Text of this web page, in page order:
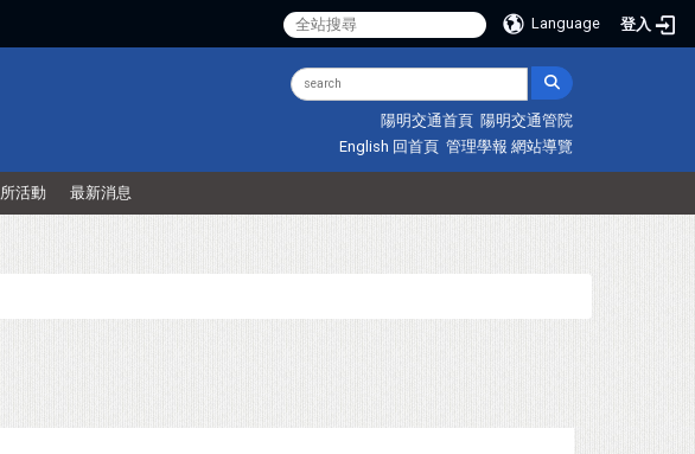
Language 登入
陽明交通首頁 陽明交通管院
English 回首頁 管理學報 網站導覽
活動 最新消息